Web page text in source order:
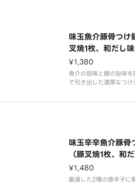
味玉魚介豚骨つけ
叉焼1枚、和だし
ほうれん草、薬味
粉）
¥1,380
魚介の旨味と豚の旨味を
で引き出した濃厚なつけ
せました。奥深い旨味は
是非お楽しみ下さい。
味玉辛辛魚介豚骨
（豚叉焼1枚、和
玉、ほうれん草、
葱、粉唐辛子）
¥1,480
厳選した2種の唐辛子に